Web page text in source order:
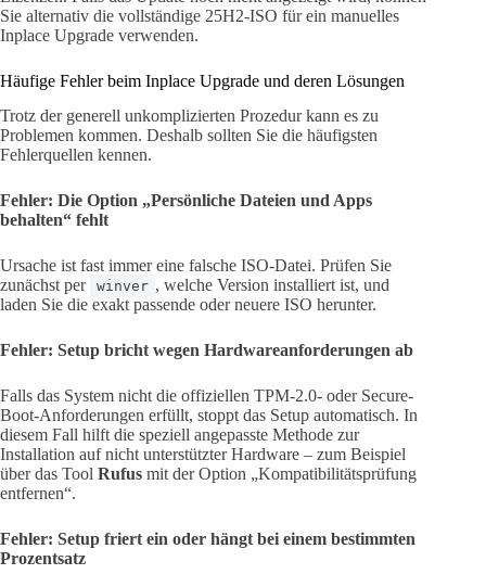
Sie alternativ die vollständige 25H2-ISO für ein manuelles
Inplace Upgrade verwenden.
Häufige Fehler beim Inplace Upgrade und deren Lösungen
Trotz der generell unkomplizierten Prozedur kann es zu
Problemen kommen. Deshalb sollten Sie die häufigsten
Fehlerquellen kennen.
Fehler: Die Option „Persönliche Dateien und Apps
behalten“ fehlt
Ursache ist fast immer eine falsche ISO-Datei. Prüfen Sie
zunächst per winver , welche Version installiert ist, und
laden Sie die exakt passende oder neuere ISO herunter.
Fehler: Setup bricht wegen Hardwareanforderungen ab
Falls das System nicht die offiziellen TPM-2.0- oder Secure-
Boot-Anforderungen erfüllt, stoppt das Setup automatisch. In
diesem Fall hilft die speziell angepasste Methode zur
Installation auf nicht unterstützter Hardware – zum Beispiel
über das Tool Rufus mit der Option „Kompatibilitätsprüfung
entfernen“.
Fehler: Setup friert ein oder hängt bei einem bestimmten
Prozentsatz